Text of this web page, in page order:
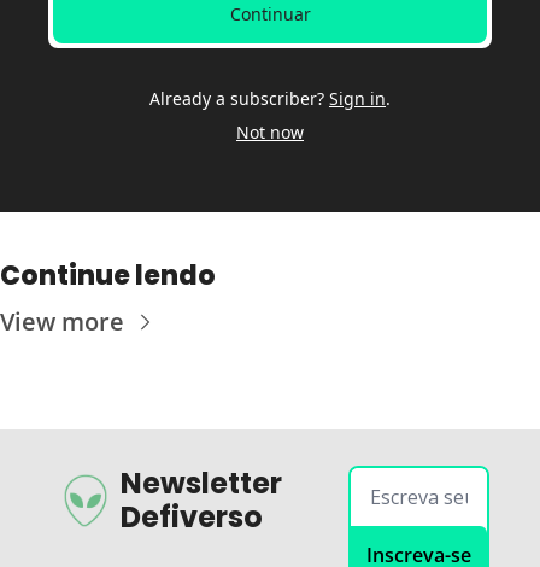
Continuar
Already a subscriber? Sign in.
Not now
Continue lendo
View more
Newsletter
Defiverso
Inscreva-se